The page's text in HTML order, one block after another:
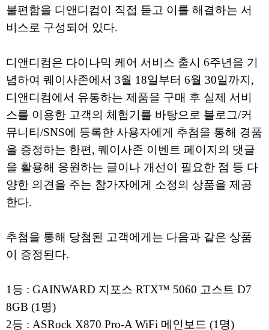
불편함을 디앤디컴이 직접 듣고 이를 해결하는 서
비스로 구성되어 있다.
디앤디컴은 다이나믹 케어 서비스 출시 6주년을 기
념하여 퀘이사존에서 3월 18일부터 6월 30일까지,
디앤디컴에서 유통하는 제품을 구매 후 실제 서비
스를 이용한 고객의 체험기를 바탕으로 블로그/커
뮤니티/SNS에 등록한 사용자에게 추첨을 통해 경품
을 증정하는 한편, 퀘이사존 이벤트 페이지의 댓글
을 활용해 응원하는 글이나 개선이 필요한 점 등 다
양한 의견을 주는 참가자에게 소정의 상품을 제공
한다.
추첨을 통해 당첨된 고객에게는 다음과 같은 상품
이 증정된다.
1등 : GAINWARD 지포스 RTX™ 5060 고스트 D7
8GB (1명)
2등 : ASRock X870 Pro-A WiFi 메인보드 (1명)